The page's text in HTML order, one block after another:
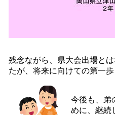
残念ながら、県大会出場と
たが、将来に向けての第一歩
今後も、弟
めに、継続